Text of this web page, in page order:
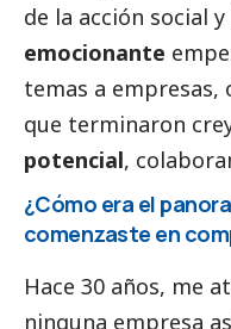
de la acción social y
emocionante
temas a empresas,
que terminaron
potencial,
¿Cómo era el
comenzaste en
Hace 30 años, me
ninguna empresa